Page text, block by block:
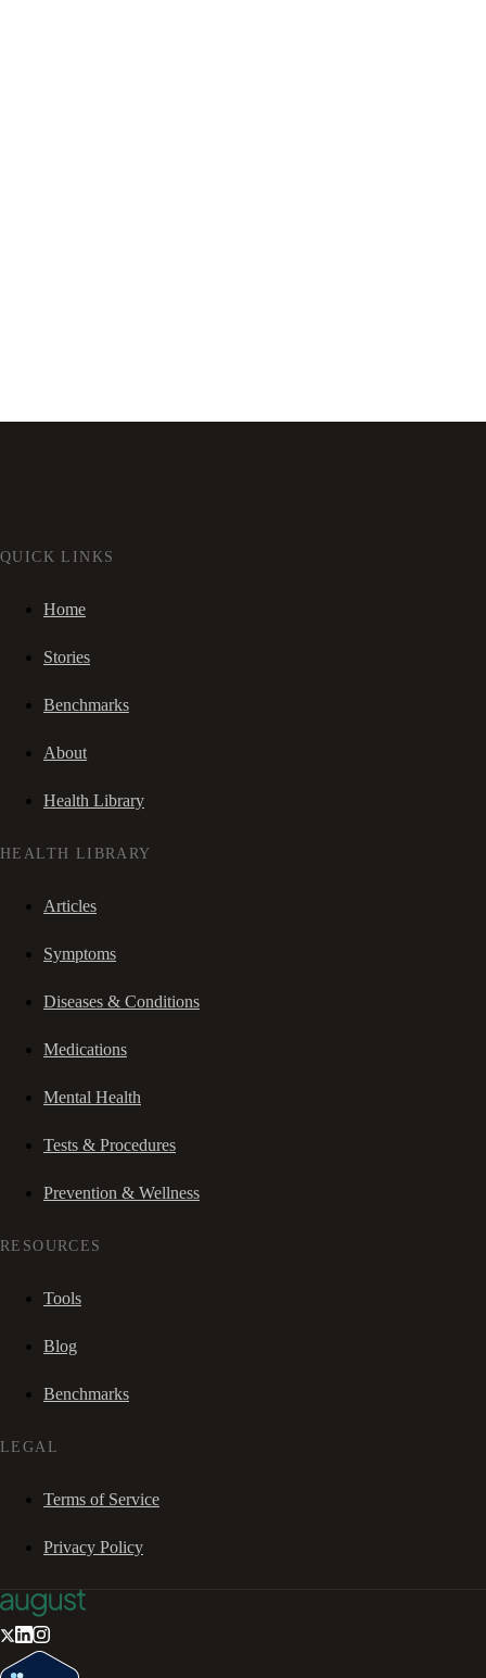
QUICK LINKS
Home
Stories
Benchmarks
About
Health Library
HEALTH LIBRARY
Articles
Symptoms
Diseases & Conditions
Medications
Mental Health
Tests & Procedures
Prevention & Wellness
RESOURCES
Tools
Blog
Benchmarks
LEGAL
Terms of Service
Privacy Policy